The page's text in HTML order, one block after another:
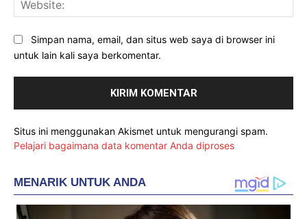
Simpan nama, email, dan situs web saya di browser ini
untuk lain kali saya berkomentar.
Situs ini menggunakan Akismet untuk mengurangi spam.
Pelajari bagaimana data komentar Anda diproses